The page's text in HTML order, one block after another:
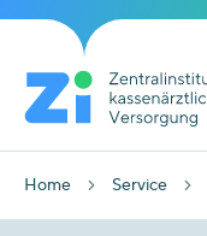
Home Service